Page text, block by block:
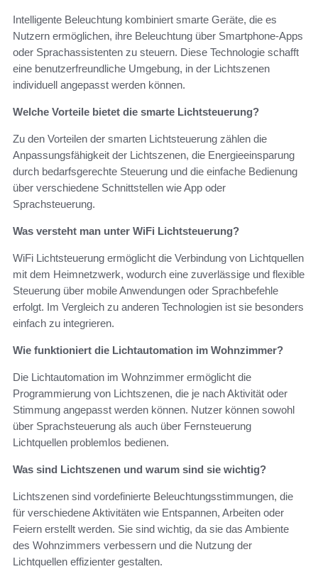
Intelligente Beleuchtung kombiniert smarte Geräte, die es
Nutzern ermöglichen, ihre Beleuchtung über Smartphone-Apps
oder Sprachassistenten zu steuern. Diese Technologie schafft
eine benutzerfreundliche Umgebung, in der Lichtszenen
individuell angepasst werden können.
Welche Vorteile bietet die smarte Lichtsteuerung?
Zu den Vorteilen der smarten Lichtsteuerung zählen die
Anpassungsfähigkeit der Lichtszenen, die Energieeinsparung
durch bedarfsgerechte Steuerung und die einfache Bedienung
über verschiedene Schnittstellen wie App oder
Sprachsteuerung.
Was versteht man unter WiFi Lichtsteuerung?
WiFi Lichtsteuerung ermöglicht die Verbindung von Lichtquellen
mit dem Heimnetzwerk, wodurch eine zuverlässige und flexible
Steuerung über mobile Anwendungen oder Sprachbefehle
erfolgt. Im Vergleich zu anderen Technologien ist sie besonders
einfach zu integrieren.
Wie funktioniert die Lichtautomation im Wohnzimmer?
Die Lichtautomation im Wohnzimmer ermöglicht die
Programmierung von Lichtszenen, die je nach Aktivität oder
Stimmung angepasst werden können. Nutzer können sowohl
über Sprachsteuerung als auch über Fernsteuerung
Lichtquellen problemlos bedienen.
Was sind Lichtszenen und warum sind sie wichtig?
Lichtszenen sind vordefinierte Beleuchtungsstimmungen, die
für verschiedene Aktivitäten wie Entspannen, Arbeiten oder
Feiern erstellt werden. Sie sind wichtig, da sie das Ambiente
des Wohnzimmers verbessern und die Nutzung der
Lichtquellen effizienter gestalten.